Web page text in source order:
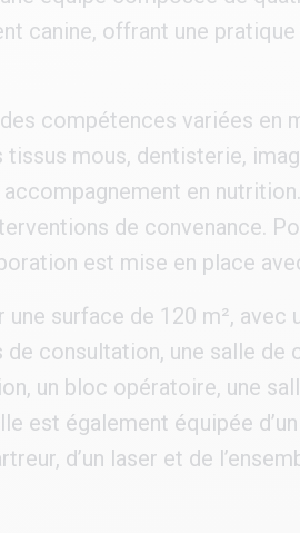
canine, offrant une
compétences variées en
tissus mous, dentisterie,
accompagnement en
de convenance.
est mise en place
une surface de 120 m²,
consultation, une salle de
un bloc opératoire, une
est également équipée
d’un laser et de